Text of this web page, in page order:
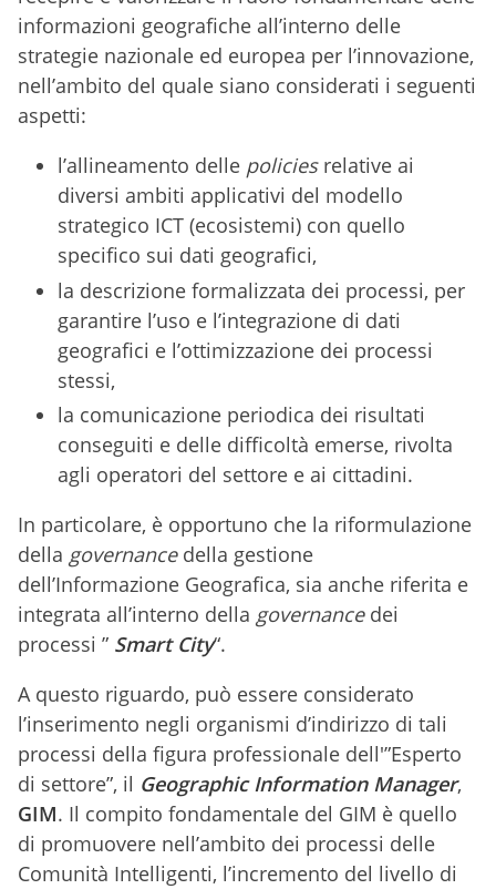
informazioni geografiche all’interno delle
strategie nazionale ed europea per l’innovazione,
nell’ambito del quale siano considerati i seguenti
aspetti:
l’allineamento delle policiesrelative ai
diversi ambiti applicativi del modello
strategico ICT (ecosistemi) con quello
specifico sui dati geografici,
la descrizione formalizzata dei processi, per
garantire l’uso e l’integrazione di dati
geografici e l’ottimizzazione dei processi
stessi,
la comunicazione periodica dei risultati
conseguiti e delle difficoltà emerse, rivolta
agli operatori del settore e ai cittadini.
In particolare, è opportuno che la riformulazione
della governancedella gestione
dell’Informazione Geografica, sia anche riferita e
integrata all’interno della governancedei
processi ” Smart City“.
A questo riguardo, può essere considerato
l’inserimento negli organismi d’indirizzo di tali
processi della figura professionale dell'”Esperto
di settore”, il Geographic Information Manager,
GIM. Il compito fondamentale del GIM è quello
di promuovere nell’ambito dei processi delle
Comunità Intelligenti, l’incremento del livello di